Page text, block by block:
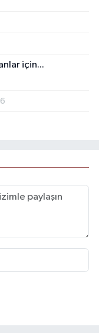
için...